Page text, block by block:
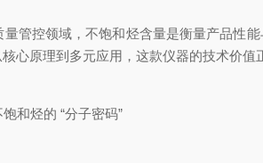
控领域，不饱和烃含量是衡量产品性能
心原理到多元应用，这款仪器的技术价
和烃的 “分子密码”